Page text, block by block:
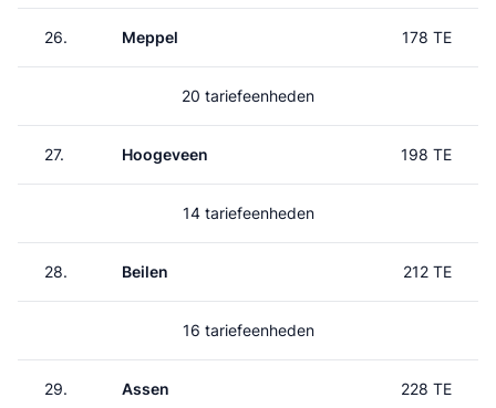
26. Meppel 178 TE
20 tariefeenheden
27. Hoogeveen 198 TE
14 tariefeenheden
28. Beilen 212 TE
16 tariefeenheden
29. Assen 228 TE